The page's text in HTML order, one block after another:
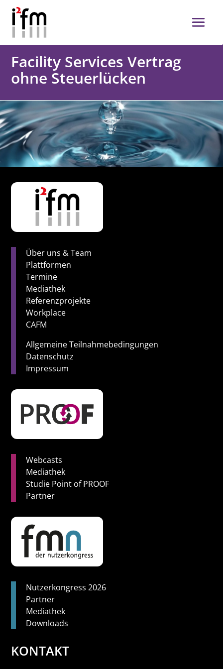
Facility Services Vertrag
ohne Steuerlücken
Über uns & Team
Plattformen
Termine
Mediathek
Referenzprojekte
Workplace
CAFM
Allgemeine Teilnahmebedingungen
Datenschutz
Impressum
Webcasts
Mediathek
Studie Point of PROOF
Partner
Nutzerkongress 2026
Partner
Mediathek
Downloads
KONTAKT